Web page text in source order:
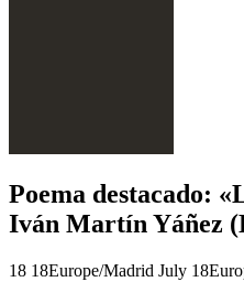
Poema destacado:
Iván Martín Yáñez
18 18Europe/Madrid July